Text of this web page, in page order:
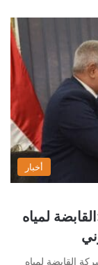
أخبار
لمياه
القابضة لمياه